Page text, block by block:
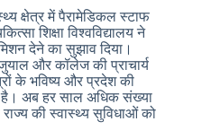
क्षेत्र में पैरामेडिकल स्टाफ
शिक्षा विश्वविद्यालय ने
देने का सुझाव दिया।
जुयाल और कॉलेज की प्राचार्य
के भविष्य और प्रदेश की
है। अब हर साल अधिक संख्या
राज्य की स्वास्थ्य सुविधाओं को